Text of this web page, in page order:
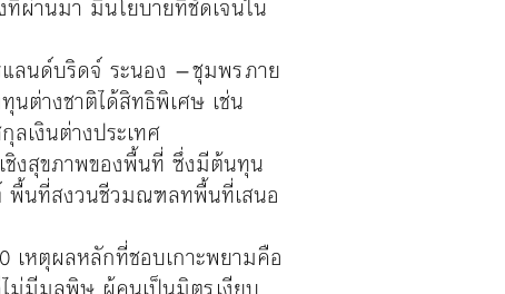
ผ่านมา มีนโยบายที่ชัดเจนใน
ลนด์บริดจ์ ระนอง – ชุมพร ภาย
นต่างชาติได้สิทธิพิเศษ เช่น
เงินต่างประเทศ
ชิงสุขภาพของพื้นที่ ซึ่งมีต้นทุน
พื้นที่สงวนชีวมณฑลทพื้นที่เสนอ
เหตุผลหลักที่ชอบเกาะพยามคือ